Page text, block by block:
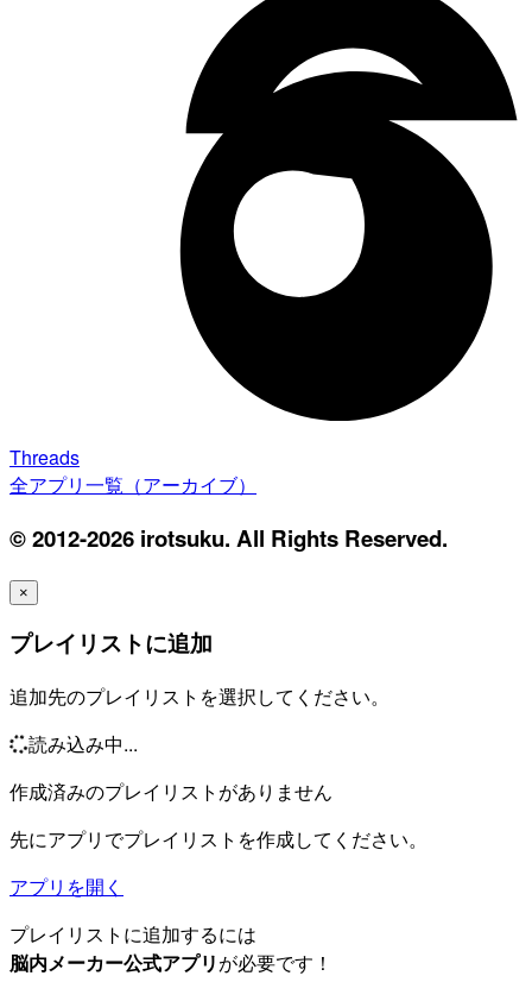
Threads
全アプリ一覧（アーカイブ）
© 2012-2026 irotsuku. All Rights Reserved.
×
プレイリストに追加
追加先のプレイリストを選択してください。
読み込み中...
作成済みのプレイリストがありません
先にアプリでプレイリストを作成してください。
アプリを開く
プレイリストに追加するには
脳内メーカー公式アプリが必要です！